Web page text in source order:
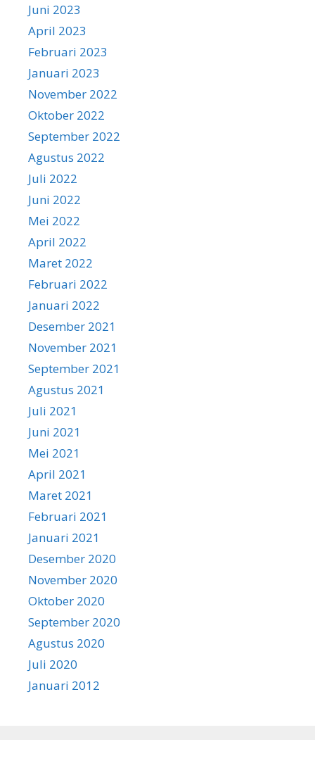
Juni 2023
April 2023
Februari 2023
Januari 2023
November 2022
Oktober 2022
September 2022
Agustus 2022
Juli 2022
Juni 2022
Mei 2022
April 2022
Maret 2022
Februari 2022
Januari 2022
Desember 2021
November 2021
September 2021
Agustus 2021
Juli 2021
Juni 2021
Mei 2021
April 2021
Maret 2021
Februari 2021
Januari 2021
Desember 2020
November 2020
Oktober 2020
September 2020
Agustus 2020
Juli 2020
Januari 2012